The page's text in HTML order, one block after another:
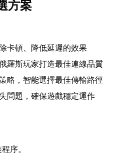
方案
卡頓、降低延遲的效果
羅斯玩家打造最佳連線品質
略，智能選擇最佳傳輸路徑
問題，確保遊戲穩定運作
序。